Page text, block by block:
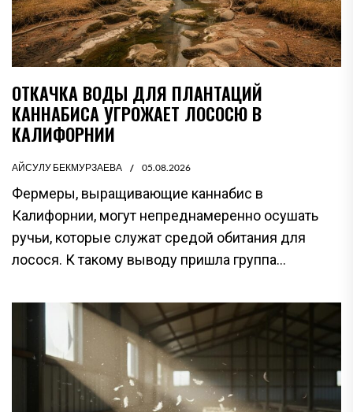
ОТКАЧКА ВОДЫ ДЛЯ ПЛАНТАЦИЙ
КАННАБИСА УГРОЖАЕТ ЛОСОСЮ В
КАЛИФОРНИИ
АЙСУЛУ БЕКМУРЗАЕВА 05.08.2026
Фермеры, выращивающие каннабис в
Калифорнии, могут непреднамеренно осушать
ручьи, которые служат средой обитания для
лосося. К такому выводу пришла группа...